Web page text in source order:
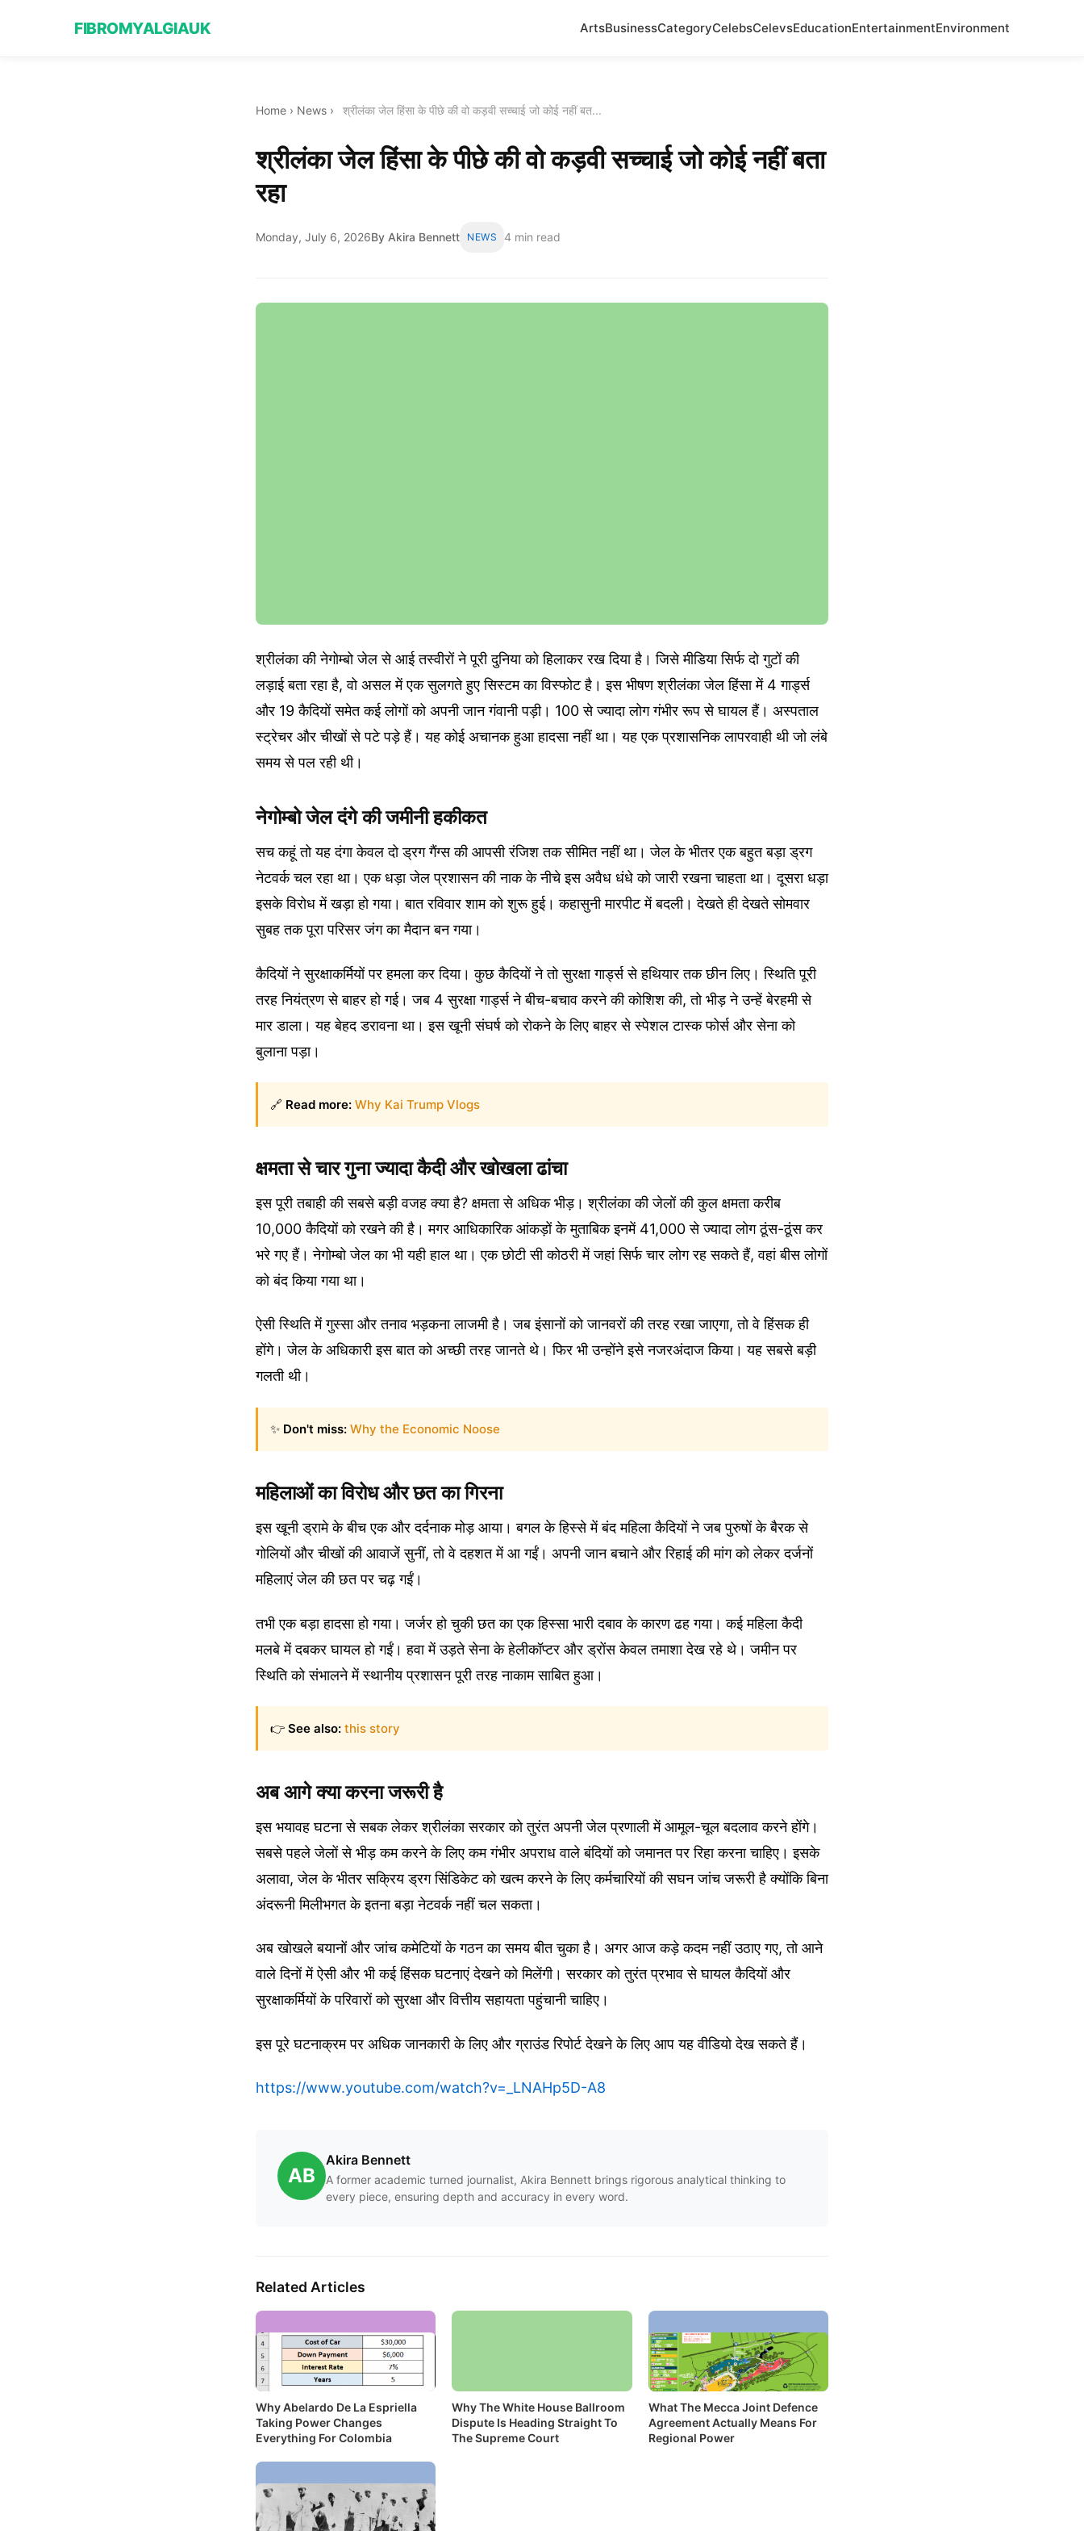
FIBROMYALGIAUK ArtsBusinessCategoryCelebsCelevsEducationEntertainmentEnvironment
Home › News › श्रीलंका जेल हिंसा के पीछे की वो कड़वी सच्चाई जो कोई नहीं बत...
श्रीलंका जेल हिंसा के पीछे की वो कड़वी सच्चाई जो कोई नहीं बता
रहा
Monday, July 6, 2026By Akira Bennett NEWS 4 min read
श्रीलंका की नेगोम्बो जेल से आई तस्वीरों ने पूरी दुनिया को हिलाकर रख दिया है। जिसे मीडिया सिर्फ दो गुटों की
लड़ाई बता रहा है, वो असल में एक सुलगते हुए सिस्टम का विस्फोट है। इस भीषण श्रीलंका जेल हिंसा में 4 गार्ड्स
और 19 कैदियों समेत कई लोगों को अपनी जान गंवानी पड़ी। 100 से ज्यादा लोग गंभीर रूप से घायल हैं। अस्पताल
स्ट्रेचर और चीखों से पटे पड़े हैं। यह कोई अचानक हुआ हादसा नहीं था। यह एक प्रशासनिक लापरवाही थी जो लंबे
समय से पल रही थी।
नेगोम्बो जेल दंगे की जमीनी हकीकत
सच कहूं तो यह दंगा केवल दो ड्रग गैंग्स की आपसी रंजिश तक सीमित नहीं था। जेल के भीतर एक बहुत बड़ा ड्रग
नेटवर्क चल रहा था। एक धड़ा जेल प्रशासन की नाक के नीचे इस अवैध धंधे को जारी रखना चाहता था। दूसरा धड़ा
इसके विरोध में खड़ा हो गया। बात रविवार शाम को शुरू हुई। कहासुनी मारपीट में बदली। देखते ही देखते सोमवार
सुबह तक पूरा परिसर जंग का मैदान बन गया।
कैदियों ने सुरक्षाकर्मियों पर हमला कर दिया। कुछ कैदियों ने तो सुरक्षा गार्ड्स से हथियार तक छीन लिए। स्थिति पूरी
तरह नियंत्रण से बाहर हो गई। जब 4 सुरक्षा गार्ड्स ने बीच-बचाव करने की कोशिश की, तो भीड़ ने उन्हें बेरहमी से
मार डाला। यह बेहद डरावना था। इस खूनी संघर्ष को रोकने के लिए बाहर से स्पेशल टास्क फोर्स और सेना को
बुलाना पड़ा।
🔗 Read more: Why Kai Trump Vlogs
क्षमता से चार गुना ज्यादा कैदी और खोखला ढांचा
इस पूरी तबाही की सबसे बड़ी वजह क्या है? क्षमता से अधिक भीड़। श्रीलंका की जेलों की कुल क्षमता करीब
10,000 कैदियों को रखने की है। मगर आधिकारिक आंकड़ों के मुताबिक इनमें 41,000 से ज्यादा लोग ठूंस-ठूंस कर
भरे गए हैं। नेगोम्बो जेल का भी यही हाल था। एक छोटी सी कोठरी में जहां सिर्फ चार लोग रह सकते हैं, वहां बीस लोगों
को बंद किया गया था।
ऐसी स्थिति में गुस्सा और तनाव भड़कना लाजमी है। जब इंसानों को जानवरों की तरह रखा जाएगा, तो वे हिंसक ही
होंगे। जेल के अधिकारी इस बात को अच्छी तरह जानते थे। फिर भी उन्होंने इसे नजरअंदाज किया। यह सबसे बड़ी
गलती थी।
✨ Don't miss: Why the Economic Noose
महिलाओं का विरोध और छत का गिरना
इस खूनी ड्रामे के बीच एक और दर्दनाक मोड़ आया। बगल के हिस्से में बंद महिला कैदियों ने जब पुरुषों के बैरक से
गोलियों और चीखों की आवाजें सुनीं, तो वे दहशत में आ गईं। अपनी जान बचाने और रिहाई की मांग को लेकर दर्जनों
महिलाएं जेल की छत पर चढ़ गईं।
तभी एक बड़ा हादसा हो गया। जर्जर हो चुकी छत का एक हिस्सा भारी दबाव के कारण ढह गया। कई महिला कैदी
मलबे में दबकर घायल हो गईं। हवा में उड़ते सेना के हेलीकॉप्टर और ड्रोंस केवल तमाशा देख रहे थे। जमीन पर
स्थिति को संभालने में स्थानीय प्रशासन पूरी तरह नाकाम साबित हुआ।
👉 See also: this story
अब आगे क्या करना जरूरी है
इस भयावह घटना से सबक लेकर श्रीलंका सरकार को तुरंत अपनी जेल प्रणाली में आमूल-चूल बदलाव करने होंगे।
सबसे पहले जेलों से भीड़ कम करने के लिए कम गंभीर अपराध वाले बंदियों को जमानत पर रिहा करना चाहिए। इसके
अलावा, जेल के भीतर सक्रिय ड्रग सिंडिकेट को खत्म करने के लिए कर्मचारियों की सघन जांच जरूरी है क्योंकि बिना
अंदरूनी मिलीभगत के इतना बड़ा नेटवर्क नहीं चल सकता।
अब खोखले बयानों और जांच कमेटियों के गठन का समय बीत चुका है। अगर आज कड़े कदम नहीं उठाए गए, तो आने
वाले दिनों में ऐसी और भी कई हिंसक घटनाएं देखने को मिलेंगी। सरकार को तुरंत प्रभाव से घायल कैदियों और
सुरक्षाकर्मियों के परिवारों को सुरक्षा और वित्तीय सहायता पहुंचानी चाहिए।
इस पूरे घटनाक्रम पर अधिक जानकारी के लिए और ग्राउंड रिपोर्ट देखने के लिए आप यह वीडियो देख सकते हैं।
https://www.youtube.com/watch?v=_LNAHp5D-A8
AB
Akira Bennett
A former academic turned journalist, Akira Bennett brings rigorous analytical thinking to
every piece, ensuring depth and accuracy in every word.
Related Articles
Why Abelardo De La Espriella
Taking Power Changes
Everything For Colombia
Why The White House Ballroom
Dispute Is Heading Straight To
The Supreme Court
What The Mecca Joint Defence
Agreement Actually Means For
Regional Power